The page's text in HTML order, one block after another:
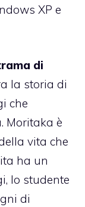
XP e
di
la storia di
che
Moritaka è
vita che
ha un
lo studente
di